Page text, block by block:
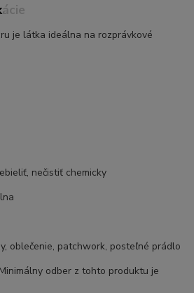
je látka ideálna na rozprávkové
nečistiť chemicky
oblečenie, patchwork, posteľné prádlo
odber z tohto produktu je